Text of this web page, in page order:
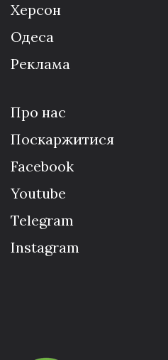
Херсон
Одеса
Реклама
Про нас
Поскаржитися
Facebook
Youtube
Telegram
Instagram